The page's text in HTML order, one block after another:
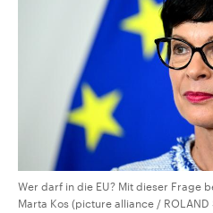
Wer darf in die EU? Mit dieser Frage
Marta Kos (picture alliance / ROLAND